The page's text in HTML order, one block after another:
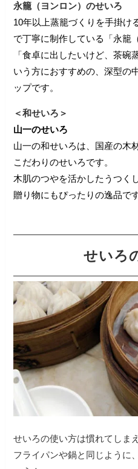
永籠（ヨンロン）のせいろ
10年以上蒸籠づくりを手掛け
で丁寧に制作している「永籠
「食卓に出したいけど、茶碗
いう方におすすめの、深型の
ップです。
＜和せいろ＞
山一のせいろ
山一の和せいろは、国産の木
こだわりのせいろです。
木肌のつやを活かしたうつく
贈り物にもぴったりの逸品です
せいろ
せいろの使い方は慣れてしま
フライパンや鍋と同じように